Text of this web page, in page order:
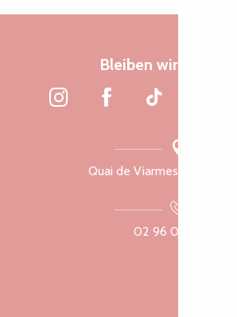
Bleiben wir
Quai de Viarmes, 22300
02 96 05 60 70